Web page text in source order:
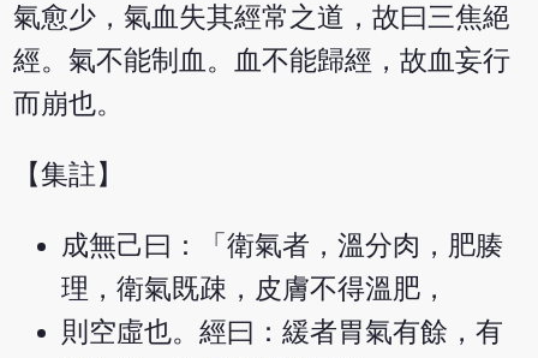
氣愈少，氣血失其經常之道，故曰三焦絕
經。氣不能制血。血不能歸經，故血妄行
而崩也。
【集註】
成無己曰：「衛氣者，溫分肉，肥腠
理，衛氣既疎，皮膚不得溫肥，
則空虛也。經曰：緩者胃氣有餘，有